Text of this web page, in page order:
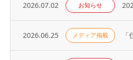
2026.07.02 お知らせ
2026.06.25 メディア掲載